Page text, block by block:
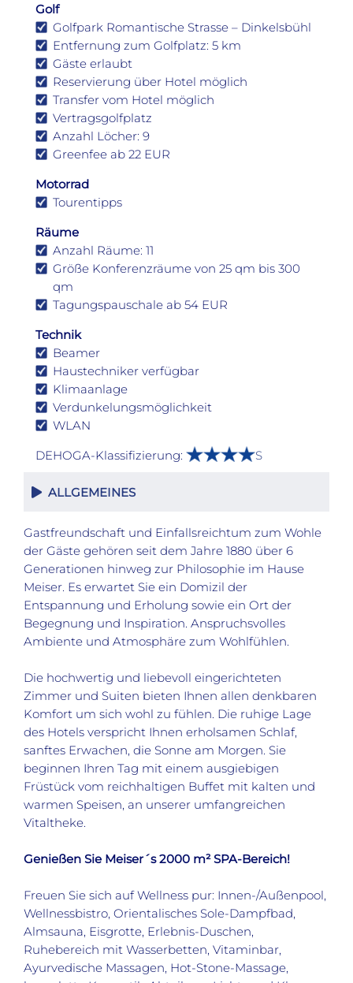
Golf
Golfpark Romantische Strasse – Dinkelsbühl
Entfernung zum Golfplatz: 5 km
Gäste erlaubt
Reservierung über Hotel möglich
Transfer vom Hotel möglich
Vertragsgolfplatz
Anzahl Löcher: 9
Greenfee ab 22 EUR
Motorrad
Tourentipps
Räume
Anzahl Räume: 11
Größe Konferenzräume von 25 qm bis 300
qm
Tagungspauschale ab 54 EUR
Technik
Beamer
Haustechniker verfügbar
Klimaanlage
Verdunkelungsmöglichkeit
WLAN
DEHOGA-Klassifizierung:
S
ALLGEMEINES
Gastfreundschaft und Einfallsreichtum zum Wohle
der Gäste gehören seit dem Jahre 1880 über 6
Generationen hinweg zur Philosophie im Hause
Meiser. Es erwartet Sie ein Domizil der
Entspannung und Erholung sowie ein Ort der
Begegnung und Inspiration. Anspruchsvolles
Ambiente und Atmosphäre zum Wohlfühlen.
Die hochwertig und liebevoll eingerichteten
Zimmer und Suiten bieten Ihnen allen denkbaren
Komfort um sich wohl zu fühlen. Die ruhige Lage
des Hotels verspricht Ihnen erholsamen Schlaf,
sanftes Erwachen, die Sonne am Morgen. Sie
beginnen Ihren Tag mit einem ausgiebigen
Früstück vom reichhaltigen Buffet mit kalten und
warmen Speisen, an unserer umfangreichen
Vitaltheke.
Genießen Sie Meiser´s 2000 m² SPA-Bereich!
Freuen Sie sich auf Wellness pur: Innen-/Außenpool,
Wellnessbistro, Orientalisches Sole-Dampfbad,
Almsauna, Eisgrotte, Erlebnis-Duschen,
Ruhebereich mit Wasserbetten, Vitaminbar,
Ayurvedische Massagen, Hot-Stone-Massage,